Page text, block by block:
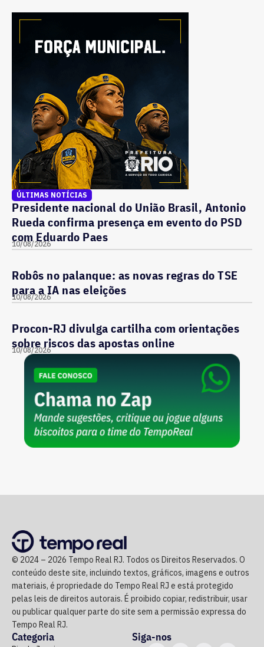
ÚLTIMAS NOTÍCIAS
Presidente nacional do União Brasil, Antonio
Rueda confirma presença em evento do PSD
com Eduardo Paes
10/08/2026
Robôs no palanque: as novas regras do TSE
para a IA nas eleições
10/08/2026
Procon-RJ divulga cartilha com orientações
sobre riscos das apostas online
10/08/2026
© 2024 – 2026 Tempo Real RJ. Todos os Direitos Reservados. O
conteúdo deste site, incluindo textos, gráficos, imagens e outros
materiais, é propriedade do Tempo Real RJ e está protegido
pelas leis de direitos autorais. É proibido copiar, redistribuir, usar
ou publicar qualquer parte do site sem a permissão expressa do
Tempo Real RJ.
Categoria Siga-nos